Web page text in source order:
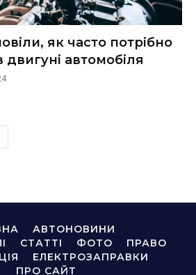
як часто потрібно
двигуні автомобіля
АВТОНОВИНИ
СТАТТІ ФОТО
ПРАВО
ЕЛЕКТРОЗАПРАВКИ
ПРО САЙТ